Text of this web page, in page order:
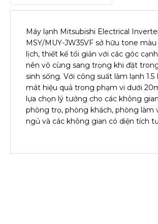
Máy lạnh Mitsubishi Electrical
MSY/MUY-JW35VF sở hữu tone
lịch, thiết kế tối giản với các góc
nên vô cùng sang trọng khi đặt
sinh sống. Với công suất làm lạnh 1.5
mát hiệu quả trong phạm vi dưới
lựa chọn lý tưởng cho các không
phòng trọ, phòng khách, phòng làm
ngủ và các không gian có diện tích